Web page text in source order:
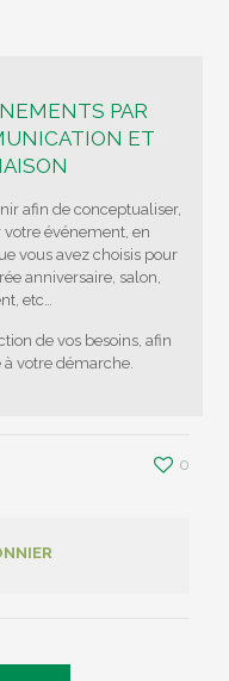
PAR
ET
afin de conceptualiser,
événement, en
vous avez choisis pour
anniversaire, salon,
etc…
de vos besoins, afin
votre démarche.
0